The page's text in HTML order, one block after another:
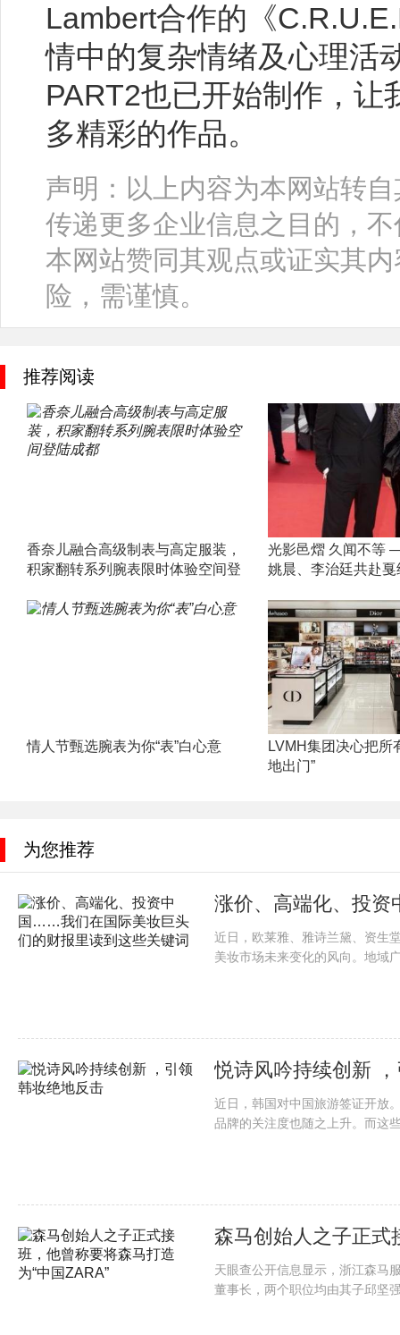
Lambert合作的《
情中的复杂情绪及心理活
PART2也已开始制作，让
多精彩的作品。
声明：以上内容为本网站转
传递更多企业信息之目的，
本网站赞同其观点或证实其
险，需谨慎。
推荐阅读
香奈儿融合高级制表与高定服装，
积家翻转系列腕表限时体验空间登
光影邑熠 久闻不等
姚晨、李治廷共赴戛
情人节甄选腕表为你“表”白心意
LVMH集团决心把所
地出门”
为您推荐
涨价、高端化、投
近日，欧莱雅、雅诗兰黛、资生
美妆市场未来变化的风向。地域
悦诗风吟持续创新
近日，韩国对中国旅游签证开放
品牌的关注度也随之上升。而这
森马创始人之子正式
天眼查公开信息显示，浙江森马
董事长，两个职位均由其子邱坚